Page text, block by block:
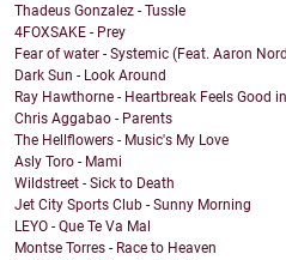
Thadeus Gonzalez - Tussle
4FOXSAKE - Prey
Fear of water - Systemic (Feat. Aaron
Dark Sun - Look Around
Ray Hawthorne - Heartbreak Feels Good
Chris Aggabao - Parents
The Hellflowers - Music's My Love
Asly Toro - Mami
Wildstreet - Sick to Death
Jet City Sports Club - Sunny Morning
LEYO - Que Te Va Mal
Montse Torres - Race to Heaven